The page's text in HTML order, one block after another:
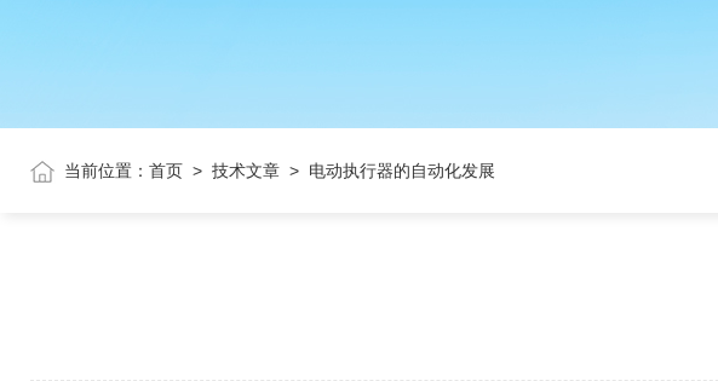
当前位置： 首页 > 技术文章 > 电动执行器的自动化发展